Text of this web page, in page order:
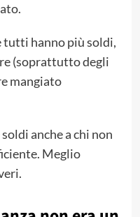
tutti hanno più soldi,
(soprattutto degli
mangiato
anche a chi non
Meglio